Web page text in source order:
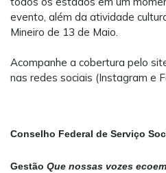
evento, além da atividade
Mineiro de 13 de Maio.
Acompanhe a cobertura pelo
nas redes sociais (Instagram e
Conselho Federal de Serviço
Gestão Que nossas vozes